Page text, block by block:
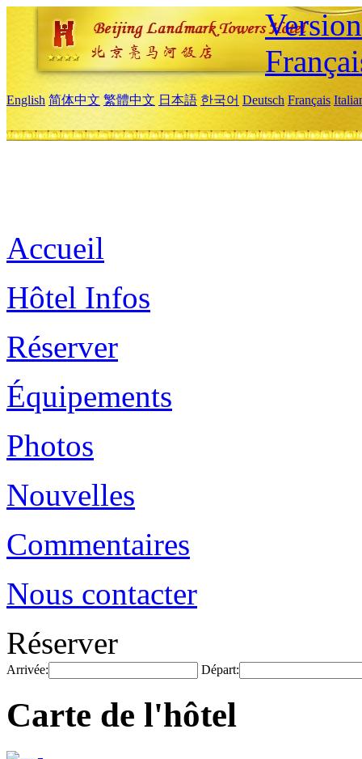
English 简体中文 繁體中文 日本語 한국어 Deutsch Français
Accueil
Hôtel Infos
Réserver
Équipements
Photos
Nouvelles
Commentaires
Nous contacter
Réserver
Arrivée: Départ:
Carte de l'hôtel